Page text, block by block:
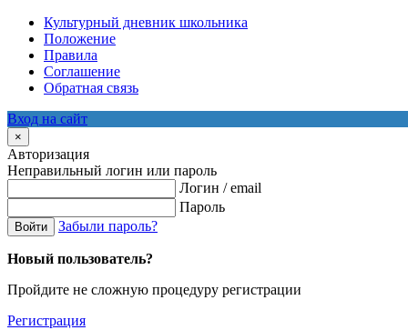
Культурный дневник школьника
Положение
Правила
Соглашение
Обратная связь
Вход на сайт
×
Авторизация
Неправильный логин или пароль
Логин / email
Пароль
Войти Забыли пароль?
Новый пользователь?
Пройдите не сложную процедуру регистрации
Регистрация